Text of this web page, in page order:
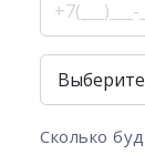
Сколько